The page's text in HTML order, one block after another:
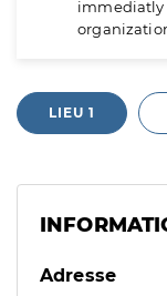
immediatly
LIEU 1
Adresse